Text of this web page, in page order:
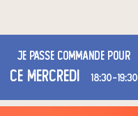
Je passe commande pour
ce mercredi 18:30-19:30